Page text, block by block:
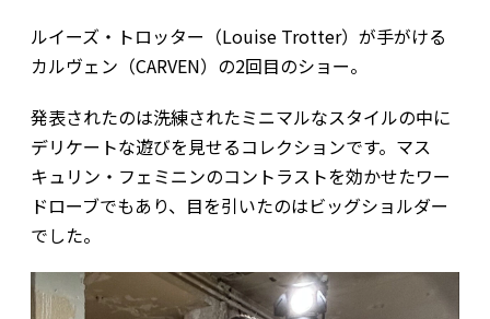
ルイーズ・トロッター（Louise Trotter）が手がける
カルヴェン（CARVEN）の2回目のショー。
発表されたのは洗練されたミニマルなスタイルの中に
デリケートな遊びを見せるコレクションです。マス
キュリン・フェミニンのコントラストを効かせたワー
ドローブでもあり、目を引いたのはビッグショルダー
でした。